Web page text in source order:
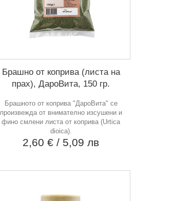
Брашно от коприва (листа на
прах), ДароВита, 150 гр.
Брашното от коприва "ДароВита" се
произвежда от внимателно изсушени и
фино смлени листа от коприва (Urtica
dioica).
2,60 €/ 5,09 лв